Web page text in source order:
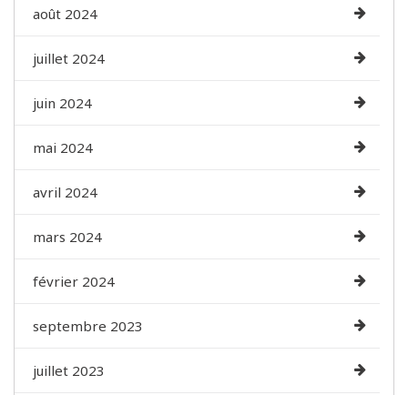
août 2024
juillet 2024
juin 2024
mai 2024
avril 2024
mars 2024
février 2024
septembre 2023
juillet 2023